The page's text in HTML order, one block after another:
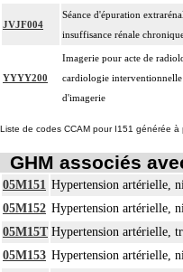
JVJF004
Séance d'épuration
insuffisance rénale
YYYY200
Imagerie pour acte de
cardiologie
d'imagerie
Liste de codes CCAM pour I151 générée
GHM associés
05M151 Hypertension artérielle,
05M152 Hypertension artérielle,
05M15T Hypertension artérielle,
05M153 Hypertension artérielle,